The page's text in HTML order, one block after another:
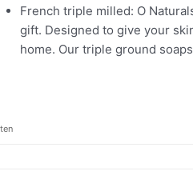
French triple milled: O
gift. Designed to give your
home. Our triple ground